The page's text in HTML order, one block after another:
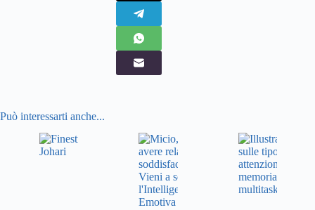
Può interessarti anche...